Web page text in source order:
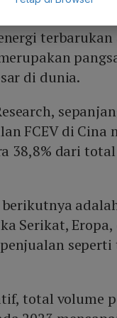
laporan
terbarukan
di dunia.
FCEV di Cina
38,8% dari
Serikat, Eropa,
total volume